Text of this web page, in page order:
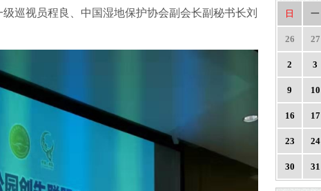
巡视员程良、中国湿地保护协会副会长副秘书长刘
日 一
26 27
2 3
9 10
16 17
23 24
30 31